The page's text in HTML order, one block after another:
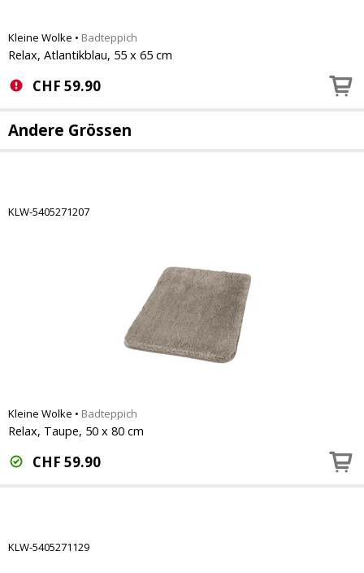
Kleine Wolke • Badteppich
Relax, Atlantikblau, 55 x 65 cm
CHF 59.90
Andere Grössen
KLW-5405271207
Kleine Wolke • Badteppich
Relax, Taupe, 50 x 80 cm
CHF 59.90
KLW-5405271129